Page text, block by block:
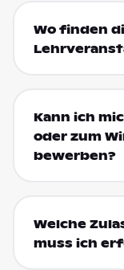
Wo finden
Kann ich
oder zum
bewerben?
Welche
muss ich